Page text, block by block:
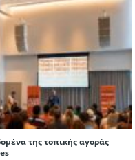
της τοπικής αγοράς